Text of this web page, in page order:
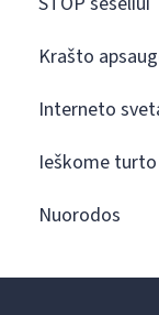
Krašto
Interneto
Ieškome
Nuorodos